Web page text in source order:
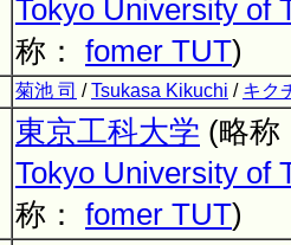
Tokyo University of
称： fomer TUT)
菊池 司 /Tsukasa Kikuchi / キク
東京工科大学 (略
Tokyo University of
称： fomer TUT)